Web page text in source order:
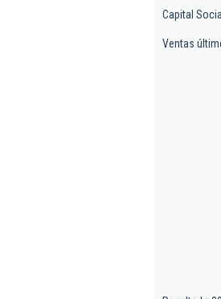
Capital Social
Ventas